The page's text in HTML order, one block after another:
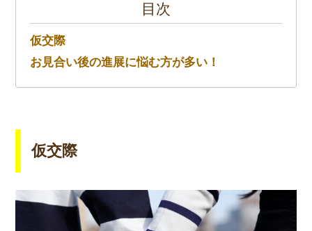
目次
仮交際
お見合い後の進展に悩む方が多い！
仮交際